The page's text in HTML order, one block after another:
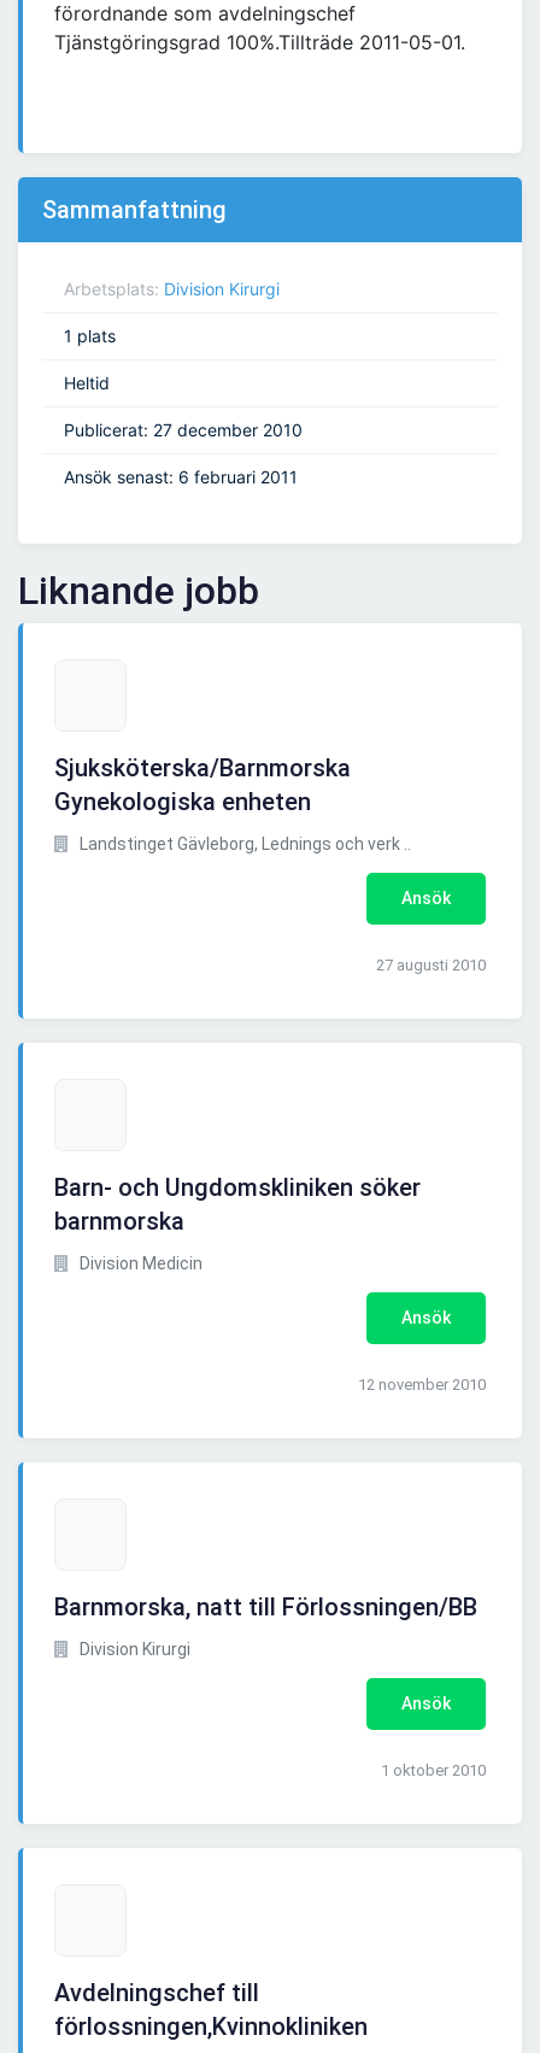
förordnande som avdelningschef
Tjänstgöringsgrad 100%.Tillträde 2011-05-01.
Sammanfattning
Arbetsplats: Division Kirurgi
1 plats
Heltid
Publicerat: 27 december 2010
Ansök senast: 6 februari 2011
Liknande jobb
Sjuksköterska/Barnmorska
Gynekologiska enheten
Landstinget Gävleborg, Lednings och verk ..
Ansök
27 augusti 2010
Barn- och Ungdomskliniken söker
barnmorska
Division Medicin
Ansök
12 november 2010
Barnmorska, natt till Förlossningen/BB
Division Kirurgi
Ansök
1 oktober 2010
Avdelningschef till
förlossningen,Kvinnokliniken